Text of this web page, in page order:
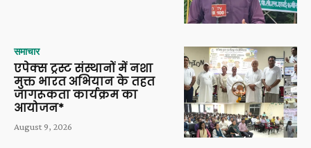
समाचार
एपेक्स ट्रस्ट संस्थानों में नशा
मुक्त भारत अभियान के तहत
जागरूकता कार्यक्रम का
आयोजन*
August 9, 2026